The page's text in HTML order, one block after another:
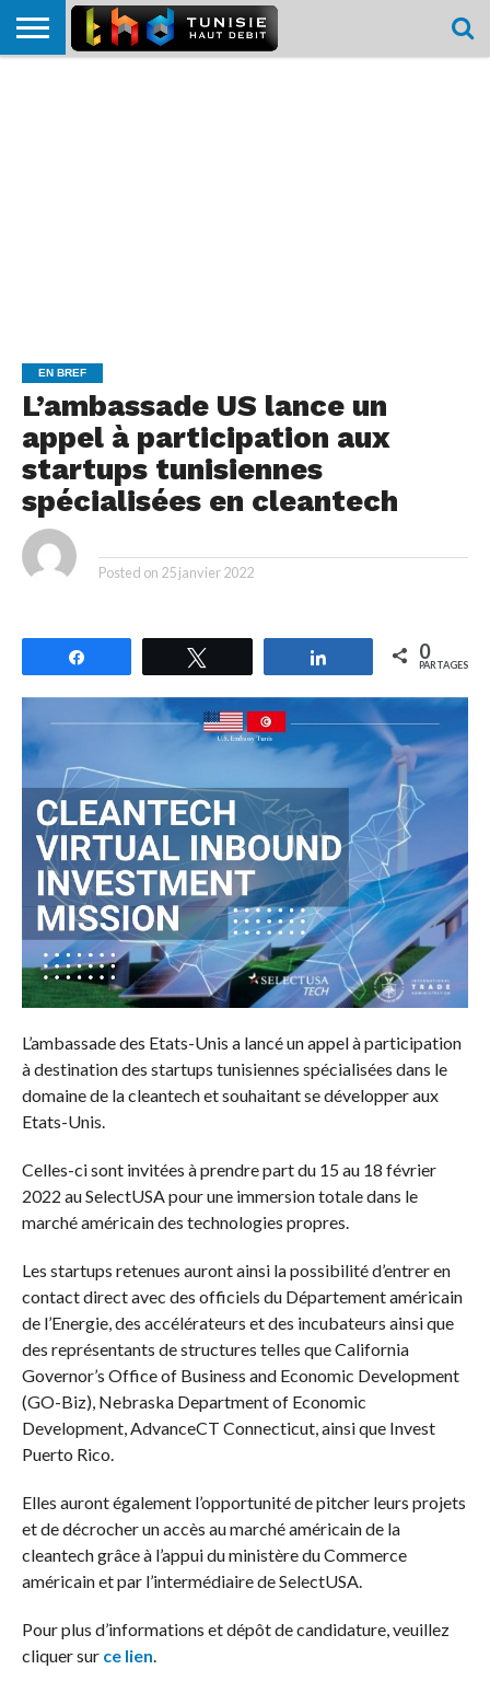
EN BREF
L’ambassade US lance un
appel à participation aux
startups tunisiennes
spécialisées en cleantech
Posted on 25 janvier 2022
Partagez 0
PARTAGES
L’ambassade des Etats-Unis a lancé un appel à participation
à destination des startups tunisiennes spécialisées dans le
domaine de la cleantech et souhaitant se développer aux
Etats-Unis.
Celles-ci sont invitées à prendre part du 15 au 18 février
2022 au SelectUSA pour une immersion totale dans le
marché américain des technologies propres.
Les startups retenues auront ainsi la possibilité d’entrer en
contact direct avec des officiels du Département américain
de l’Energie, des accélérateurs et des incubateurs ainsi que
des représentants de structures telles que California
Governor’s Office of Business and Economic Development
(GO-Biz), Nebraska Department of Economic
Development, AdvanceCT Connecticut, ainsi que Invest
Puerto Rico.
Elles auront également l’opportunité de pitcher leurs projets
et de décrocher un accès au marché américain de la
cleantech grâce à l’appui du ministère du Commerce
américain et par l’intermédiaire de SelectUSA.
Pour plus d’informations et dépôt de candidature, veuillez
cliquer sur ce lien.